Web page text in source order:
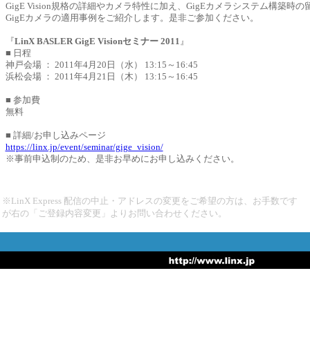
GigE Vision規格の詳細やカメラ特性に加え、GigEカメラシステム構築時の
GigEカメラの適用事例をご紹介します。是非ご参加ください。
『LinX BASLER GigE Visionセミナー 2011 』
■ 日程
神戸会場 ： 2011年4月20日（水） 13:15～16:45
浜松会場 ： 2011年4月21日（木） 13:15～16:45
■ 参加費
無料
■ 詳細/お申し込みページ
https://linx.jp/event/seminar/gige_vision/
※事前申込制のため、是非お早めにお申し込みください。
※LinX Express 配信の中止・アドレスの変更をご希望の方は、お手数です
が右の「ご登録内容変更」よりお問い合わせください。